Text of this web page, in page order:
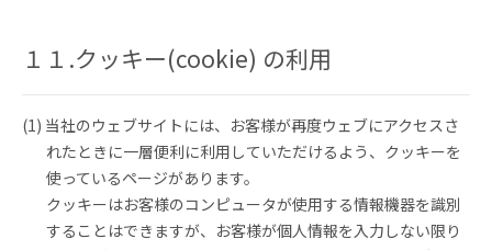
１１.クッキー(cookie) の利用
(1) 当社のウェブサイトには、お客様が再度ウェブにアクセスさ
れたときに一層便利に利用していただけるよう、クッキーを
使っているページがあります。
クッキーはお客様のコンピュータが使用する情報機器を識別
することはできますが、お客様が個人情報を入力しない限り